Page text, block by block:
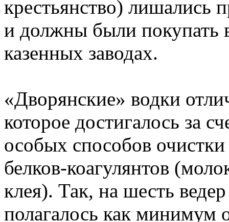
крестьянство) лишались
и должны были покупать
казенных заводах.
«Дворянские» водки
которое достигалось за
особых способов
белков-коагулянтов
клея). Так, на шесть
полагалось как минимум